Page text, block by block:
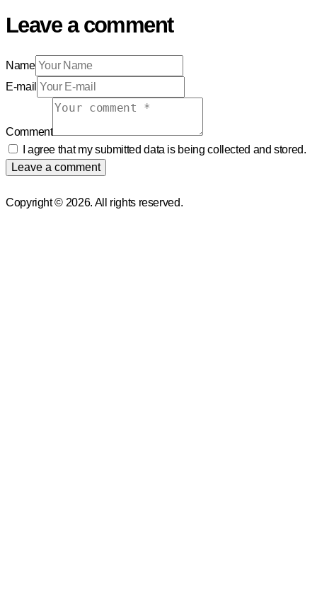
Leave a comment
Name
E-mail
Comment
I agree that my submitted data is being collected and stored.
Copyright © 2026. All rights reserved.